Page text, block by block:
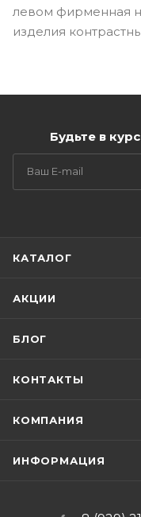
левом фирменная
изделия
Будьте в
КАТАЛОГ
АКЦИИ
БЛОГ
КОНТАКТЫ
КОМПАНИЯ
ИНФОРМАЦИЯ